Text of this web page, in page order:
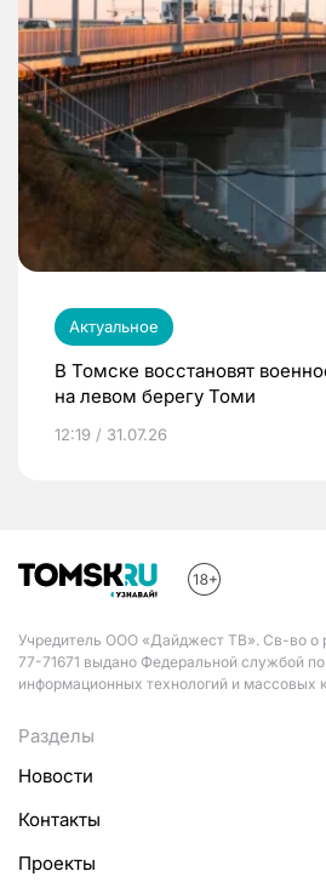
Актуальное
В Томске восстановят
на левом берегу Томи
12:19 / 31.07.26
Учредитель ООО «Дайджест ТВ». Св-во
77-71671 выдано Федеральной службой
информационных технологий и массовых
Разделы
Новости
Контакты
Проекты